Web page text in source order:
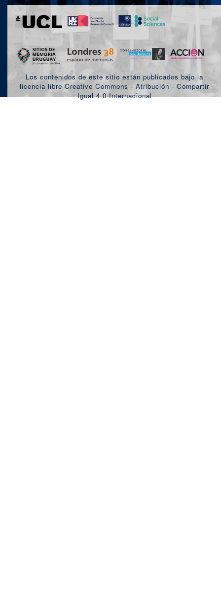
Los contenidos de este sitio están publicados bajo la
licencia libre Creative Commons - Atribución - Compartir
Igual 4.0 Internacional